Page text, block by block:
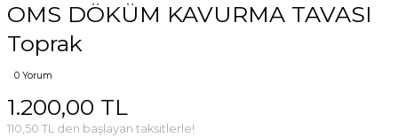
OMS DÖKÜM KAVURMA TAVASI
Toprak
0 Yorum
1.200,00 TL
110,50 TL den başlayan taksitlerle!